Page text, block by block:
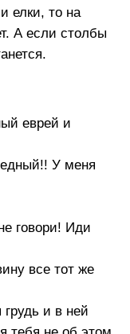
елки, то на
А если столбы
еврей и
У меня
говори! Иди
все тот же
и в ней